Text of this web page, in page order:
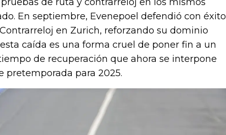
En septiembre, Evenepoel defendió con éxito
en Zurich, reforzando su dominio
caída es una forma cruel de poner fin a un
de recuperación que ahora se interpone
pretemporada para 2025.